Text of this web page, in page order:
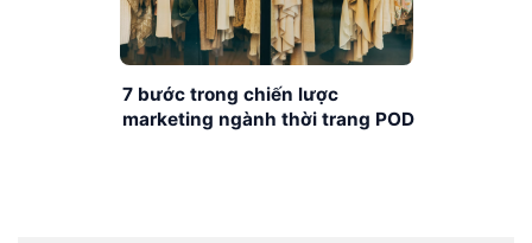
7 bước trong chiến lược
marketing ngành thời trang POD